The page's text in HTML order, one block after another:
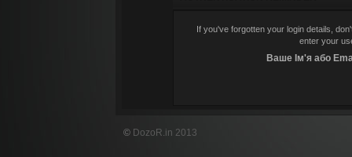
If you've forgotten your login details,
enter your
Ваше Ім'я або
© DozoR.in 2013